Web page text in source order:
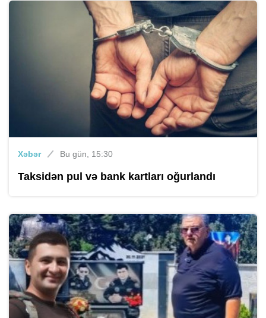
Xəbər Bu gün, 15:30
Taksidən pul və bank kartları oğurlandı